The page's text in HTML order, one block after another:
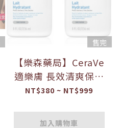
售完
【樂森藥局】CeraVe
適樂膚 長效清爽保濕
乳 乳液 236ml / (雙入
NT$380 ~ NT$999
加入購物車